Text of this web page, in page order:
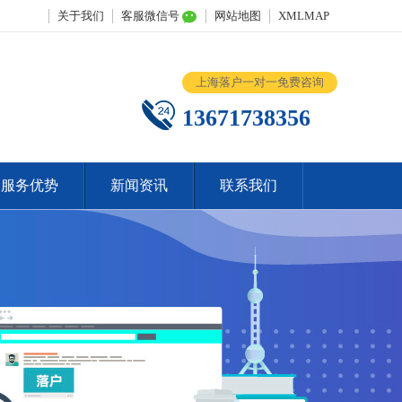
关于我们 客服微信号 网站地图 XMLMAP
上海落户一对一免费咨询
13671738356
服务优势 新闻资讯 联系我们